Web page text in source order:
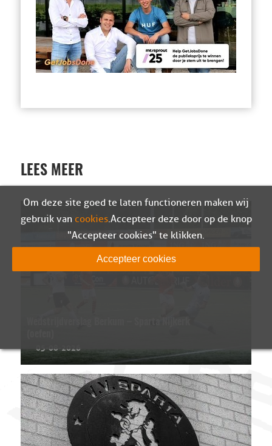
LEES MEER
05-08-2026
Om deze site goed te laten functioneren maken wij
gebruik van cookies. Accepteer deze door op de knop
"Accepteer cookies" te klikken.
Accepteer cookies